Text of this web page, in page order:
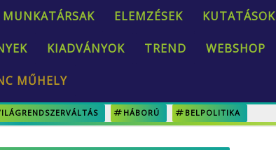
MUNKATÁRSAK ELEMZÉSEK KUTATÁSOK
KIADVÁNYOK TREND WEBSHOP
MŰHELY
HÁBORÚ BELPOLITIKA